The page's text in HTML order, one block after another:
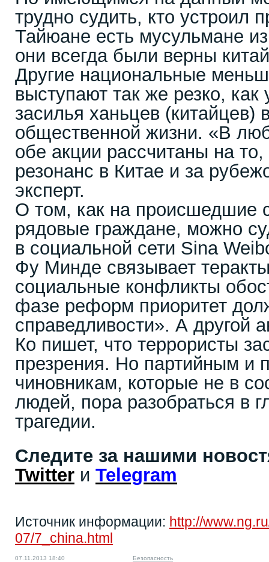
трудно судить, кто устроил
Тайюане есть мусульмане
они всегда были верны
Другие национальные
выступают так же резко, как
засилья ханьцев (китайцев)
общественной жизни. «В
обе акции рассчитаны на
резонанс в Китае и за
эксперт.
О том, как на происшедшие
рядовые граждане, можно
в социальной сети Sina
Фу Минде связывает
социальные конфликты
фазе реформ приоритет
справедливости». А другой
Ко пишет, что террористы
презрения. Но партийным и
чиновникам, которые не в
людей, пора разобраться в
трагедии.
Следите за нашими
Twitter и Telegram
Источник информации: http://
07/7_china.html
07.11.2013 18:40 Безопасность